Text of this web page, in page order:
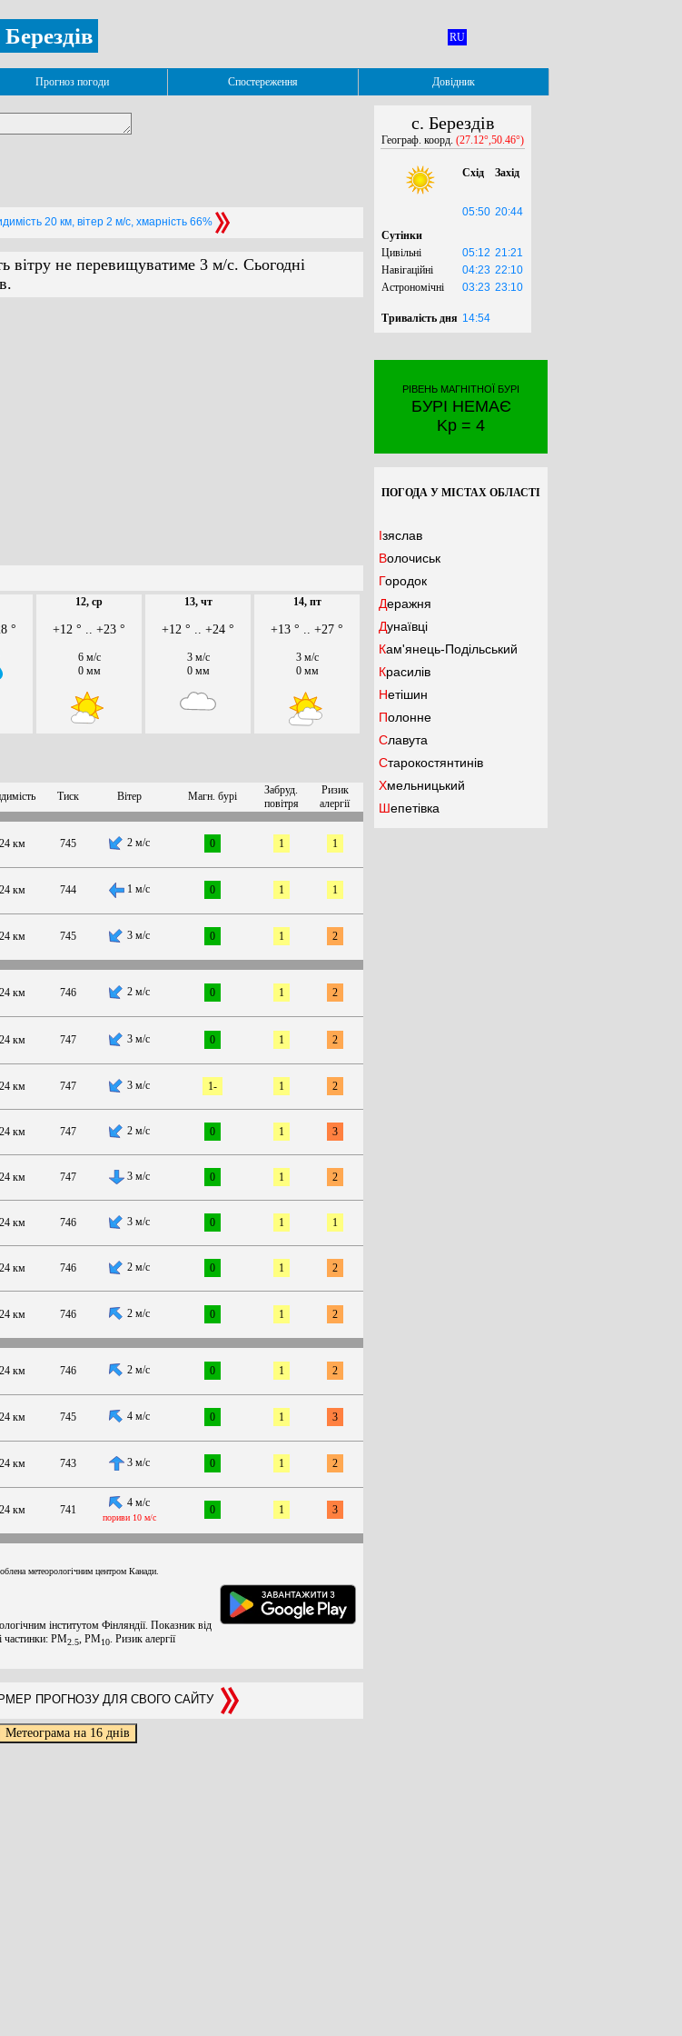
RU
Прогноз погоди Спостереження Довідник
20 км, вітер 2 м/с, хмарність 66%
вітру не перевищуватиме 3 м/с. Сьогодні
°
12, ср
+12 ° .. +23 °
6 м/с
0 мм
13, чт
+12 ° .. +24 °
3 м/с
0 мм
14, пт
+13 ° .. +27 °
3 м/с
0 мм
Тиск Вітер Магн. бурі
Забруд.
повітря
Ризик
алергії
24 км 745 2 м/с 0 1 1
24 км 744 1 м/с 0 1 1
24 км 745 3 м/с 0 1 2
24 км 746 2 м/с 0 1 2
24 км 747 3 м/с 0 1 2
24 км 747 3 м/с 1- 1 2
24 км 747 2 м/с 0 1 3
24 км 747 3 м/с 0 1 2
24 км 746 3 м/с 0 1 1
24 км 746 2 м/с 0 1 2
24 км 746 2 м/с 0 1 2
24 км 746 2 м/с 0 1 2
24 км 745 4 м/с 0 1 3
24 км 743 3 м/с 0 1 2
24 км 741
4 м/с
пориви 10 м/с
0 1 3
метеорологічним центром Канади.
інститутом Фінляндії. Показник від
частинки: PM2.5 , PM10 . Ризик алергії
ПРОГНОЗУ ДЛЯ СВОГО САЙТУ
с. Берездів
Географ. коорд. (27.12°,50.46°)
Схід Захід
05:50 20:44
Сутінки
Цивільні
05:12 21:21
Навігаційні
04:23 22:10
Астрономічні
03:23 23:10
Тривалість дня 14:54
РІВЕНЬ МАГНІТНОЇ БУРІ
БУРІ НЕМАЄ
Kp = 4
ПОГОДА У МІСТАХ ОБЛАСТІ
Ізяслав
Волочиськ
Городок
Деражня
Дунаївці
Кам'янець-Подільський
Красилів
Нетішин
Полонне
Славута
Старокостянтинів
Хмельницький
Шепетівка